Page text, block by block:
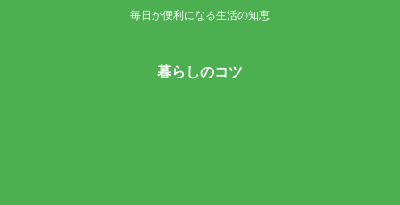
毎日が便利になる生活の知恵
暮らしのコツ